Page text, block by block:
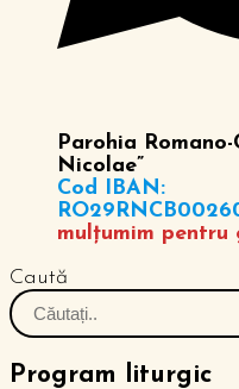
Parohia
Nicolae”
Cod IBAN:
mulțumim pentru
Caută
Program liturgic